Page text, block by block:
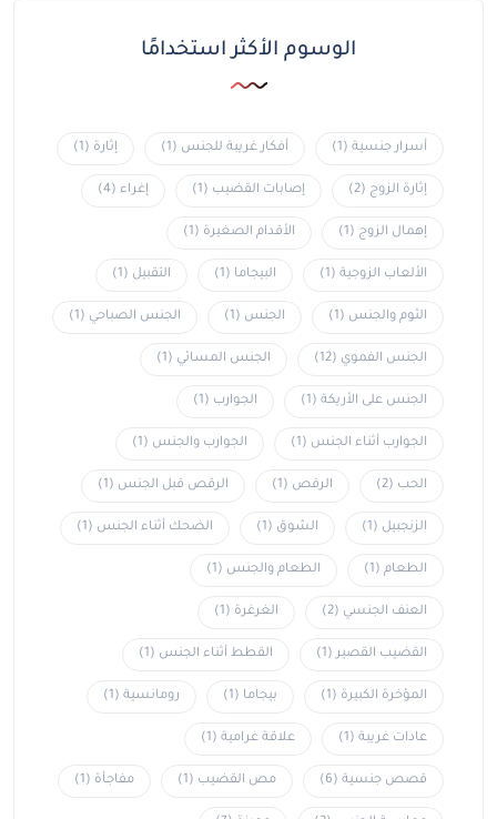
الوسوم الأكثر استخدامًا
أسرار جنسية (1) أفكار غريبة للجنس (1) إثارة (1)
إثارة الزوج (2) إصابات القضيب (1) إغراء (4)
إهمال الزوج (1) الأقدام الصغيرة (1)
الألعاب الزوجية (1) البيجاما (1) التقبيل (1)
الثوم والجنس (1) الجنس (1) الجنس الصباحي (1)
الجنس الفموي (12) الجنس المسائي (1)
الجنس على الأريكة (1) الجوارب (1)
الجوارب أثناء الجنس (1) الجوارب والجنس (1)
الحب (2) الرقص (1) الرقص قبل الجنس (1)
الزنجبيل (1) الشوق (1) الضحك أثناء الجنس (1)
الطعام (1) الطعام والجنس (1)
العنف الجنسي (2) الغرغرة (1)
القضيب القصير(1) القطط أثناء الجنس (1)
المؤخرة الكبيرة (1) بيجاما (1) رومانسية (1)
عادات غريبة (1) علاقة غرامية (1)
قصص جنسية (6) مص القضيب (1) مفاجأة (1)